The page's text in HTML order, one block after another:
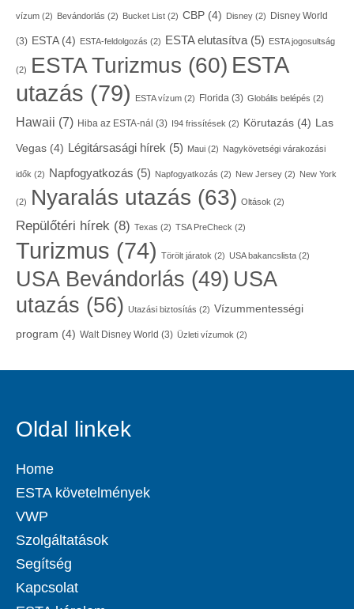
vízum (2) Bevándorlás (2) Bucket List (2) CBP (4) Disney (2) Disney World
(3) ESTA(4) ESTA-feldolgozás (2) ESTA elutasítva(5) ESTA jogosultság
(2) ESTA Turizmus (60) ESTA
utazás (79) ESTA vízum (2) Florida (3) Globális belépés (2)
Hawaii (7) Hiba az ESTA-nál (3) I94 frissítések (2) Körutazás (4) Las
Vegas (4) Légitársasági hírek (5) Maui (2) Nagykövetségi várakozási
idők (2) Napfogyatkozás (5) Napfogyatkozás (2) New Jersey (2) New York
(2) Nyaralás utazás (63) Oltások (2)
Repülőtéri hírek (8) Texas (2) TSA PreCheck (2)
Turizmus (74) Törölt járatok (2) USA bakancslista (2)
USA Bevándorlás (49) USA
utazás (56) Utazási biztosítás (2) Vízummentességi
program (4) Walt Disney World (3) Üzleti vízumok (2)
Oldal linkek
Home
ESTA követelmények
VWP
Szolgáltatások
Segítség
Kapcsolat